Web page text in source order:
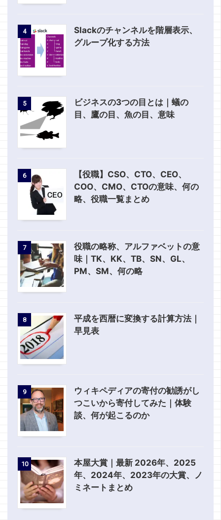
4
Slackのチャンネルを階層表示、
グループ化する方法
5
ビジネスの3つの目とは｜蟻の
目、鷹の目、魚の目、意味
6
【役職】CSO、CTO、CEO、
COO、CMO、CTOの意味、何の
略、役職一覧まとめ
7
役職の略称、アルファベットの意
味｜TK、KK、TB、SN、GL、
PM、SM、何の略
8
平成を西暦に変換する計算方法｜
早見表
9
ウィキペディアの寄付の勧誘がし
つこいから寄付してみた｜体験
談、何が起こるのか
10
本屋大賞｜最新 2026年、2025
年、2024年、2023年の大賞、ノ
ミネートまとめ